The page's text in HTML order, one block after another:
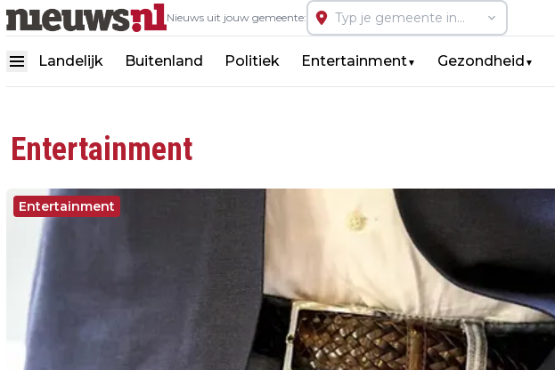
Nieuws uit jouw gemeente:
Landelijk Buitenland Politiek Entertainment▼ Gezondheid ▼
Entertainment
Entertainment